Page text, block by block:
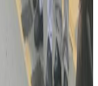
वृद्धि